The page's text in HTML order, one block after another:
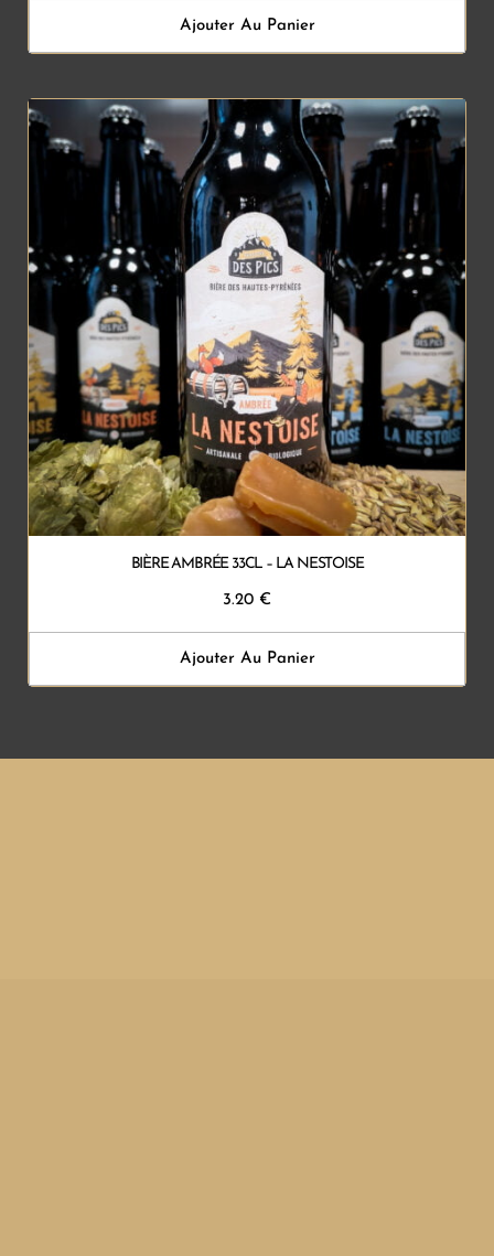
Ajouter Au Panier
BIÈRE AMBRÉE 33CL – LA NESTOISE
3.20 €
Ajouter Au Panier